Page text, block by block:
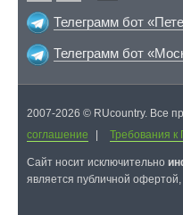
Телеграмм бот
Телеграмм бот
2007-2026 © RUcountry. Все
соглашение
| Требования к
Cайт носит исключительно
является публичной